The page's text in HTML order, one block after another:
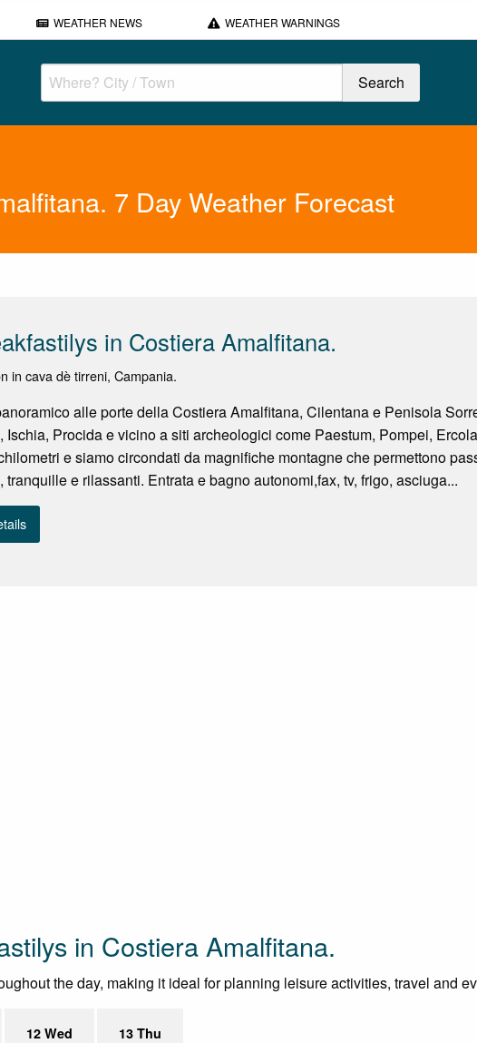
WEATHER NEWS WEATHER WARNINGS
7 Day Weather Forecast
in Costiera Amalfitana.
in cava dè tirreni, Campania.
alle porte della Costiera Amalfitana, Cilentana e Penisola
Ischia, Procida e vicino a siti archeologici come Paestum, Pompei,
e siamo circondati da magnifiche montagne che permettono
tranquille e rilassanti. Entrata e bagno autonomi,fax, tv, frigo, asciuga...
in Costiera Amalfitana.
the day, making it ideal for planning leisure activities, travel and
12 Wed 13 Thu